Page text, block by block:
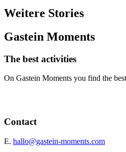
Weitere Stories
Gastein Moments
The best activities
On Gastein Moments you find the
Contact
E. hallo@gastein-moments.com